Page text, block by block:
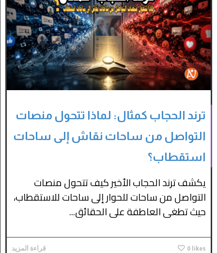
ترند الحجاب كمثال: لماذا تتحول منصات
التواصل من ساحات نقاش إلى ساحات
استقطاب؟
يكشف ترند الحجاب الأخير كيف تتحول منصات
التواصل من ساحات للحوار إلى ساحات للاستقطاب،
حيث تطغى العاطفة على الحقائق...
0 likes قراءة المزيد